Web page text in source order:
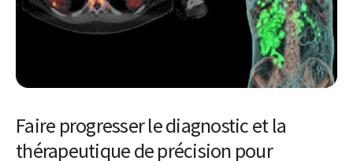
Faire progresser le diagnostic et la
thérapeutique de précision pour